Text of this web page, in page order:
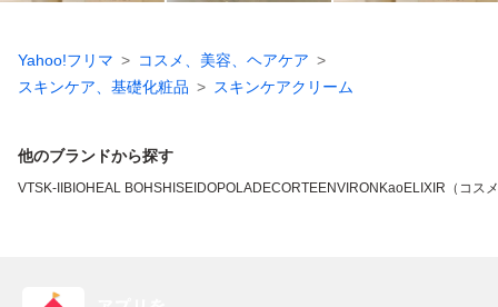
Yahoo!フリマ
コスメ、美容、ヘアケア
スキンケア、基礎化粧品
スキンケアクリーム
他のブランドから探す
VTSK-II BIOHEAL BOHSHISEIDOPOLADECORTEENVIRON KaoELIXIR（コス